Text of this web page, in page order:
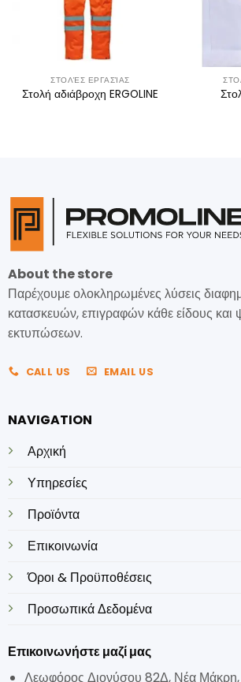
ΣΤΟΛΈΣ ΕΡΓΑΣΊΑΣ
Στολή αδιάβροχη ERGOLINE
About the store
Παρέχουμε ολοκληρωμένες λύσεις
κατασκευών, επιγραφών κάθε είδους και
εκτυπώσεων.
CALL US EMAIL US
NAVIGATION
Αρχική
Υπηρεσίες
Προϊόντα
Επικοινωνία
Όροι & Προϋποθέσεις
Προσωπικά Δεδομένα
Επικοινωνήστε μαζί μας
Λεωφόρος Διονύσου 82Δ, Νέα Μάκρη,